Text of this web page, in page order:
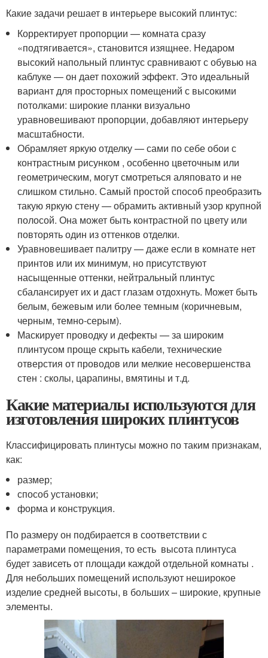
Какие задачи решает в интерьере высокий плинтус:
Корректирует пропорции — комната сразу
«подтягивается», становится изящнее. Недаром
высокий напольный плинтус сравнивают с обувью на
каблуке — он дает похожий эффект. Это идеальный
вариант для просторных помещений с высокими
потолками: широкие планки визуально
уравновешивают пропорции, добавляют интерьеру
масштабности.
Обрамляет яркую отделку — сами по себе обои с
контрастным рисунком , особенно цветочным или
геометрическим, могут смотреться аляповато и не
слишком стильно. Самый простой способ преобразить
такую яркую стену — обрамить активный узор крупной
полосой. Она может быть контрастной по цвету или
повторять один из оттенков отделки.
Уравновешивает палитру — даже если в комнате нет
принтов или их минимум, но присутствуют
насыщенные оттенки, нейтральный плинтус
сбалансирует их и даст глазам отдохнуть. Может быть
белым, бежевым или более темным (коричневым,
черным, темно-серым).
Маскирует проводку и дефекты — за широким
плинтусом проще скрыть кабели, технические
отверстия от проводов или мелкие несовершенства
стен : сколы, царапины, вмятины и т.д.
Какие материалы используются для
изготовления широких плинтусов
Классифицировать плинтусы можно по таким признакам,
как:
размер;
способ установки;
форма и конструкция.
По размеру он подбирается в соответствии с
параметрами помещения, то есть высота плинтуса
будет зависеть от площади каждой отдельной комнаты .
Для небольших помещений используют неширокое
изделие средней высоты, в больших – широкие, крупные
элементы.